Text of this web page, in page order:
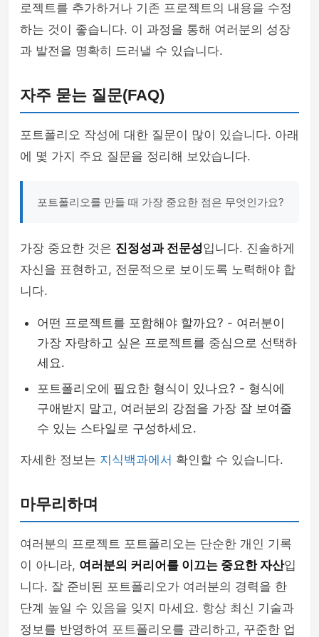
로젝트를 추가하거나 기존 프로젝트의 내용을 수정
하는 것이 좋습니다. 이 과정을 통해 여러분의 성장
과 발전을 명확히 드러낼 수 있습니다.
자주 묻는 질문(FAQ)
포트폴리오 작성에 대한 질문이 많이 있습니다. 아래
에 몇 가지 주요 질문을 정리해 보았습니다.
포트폴리오를 만들 때 가장 중요한 점은 무엇인가요?
가장 중요한 것은 진정성과 전문성입니다. 진솔하게
자신을 표현하고, 전문적으로 보이도록 노력해야 합
니다.
어떤 프로젝트를 포함해야 할까요? - 여러분이
가장 자랑하고 싶은 프로젝트를 중심으로 선택하
세요.
포트폴리오에 필요한 형식이 있나요? - 형식에
구애받지 말고, 여러분의 강점을 가장 잘 보여줄
수 있는 스타일로 구성하세요.
자세한 정보는 지식백과에서 확인할 수 있습니다.
마무리하며
여러분의 프로젝트 포트폴리오는 단순한 개인 기록
이 아니라, 여러분의 커리어를 이끄는 중요한 자산입
니다. 잘 준비된 포트폴리오가 여러분의 경력을 한
단계 높일 수 있음을 잊지 마세요. 항상 최신 기술과
정보를 반영하여 포트폴리오를 관리하고, 꾸준한 업